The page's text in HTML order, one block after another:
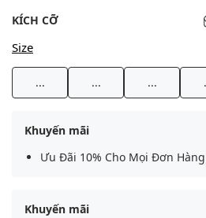
KÍCH CỠ
Size
... ... ...
Khuyến mãi
Ưu Đãi 10% Cho Mọi Đơn Hàng
Khuyến mãi